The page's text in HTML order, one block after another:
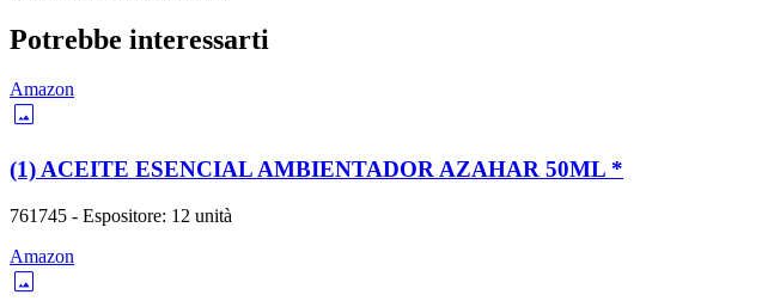
Potrebbe interessarti
Amazon
image
(1) ACEITE ESENCIAL AMBIENTADOR AZAHAR 50ML *
761745 - Espositore: 12 unità
Amazon
image